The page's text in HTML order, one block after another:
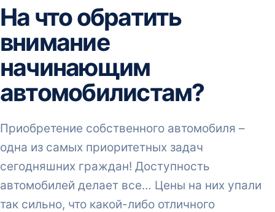
На что обратить
внимание
начинающим
автомобилистам?
Приобретение собственного автомобиля –
одна из самых приоритетных задач
сегодняшних граждан! Доступность
автомобилей делает все… Цены на них упали
так сильно, что какой-либо отличного